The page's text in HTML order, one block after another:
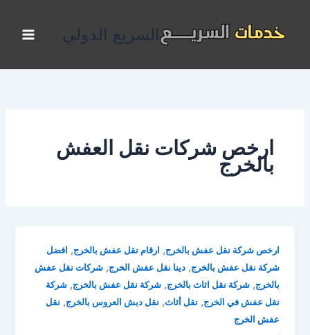
المحتوى
السريع الدولي
ارخص شركات نقل العفش
بالخرج
ارخص شركة نقل عفش بالخرج, ارقام نقل عفش بالخرج, افضل
شركة نقل عفش بالخرج,دينا نقل عفش الخرج,شركات نقل عفش
بالخرج,شركة نقل اثاث بالخرج,شركة نقل عفش بالخرج,شركة
نقل عفش في الخرج, نقل أثاث, نقل دبش العروس بالخرج, نقل
عفش الخرج